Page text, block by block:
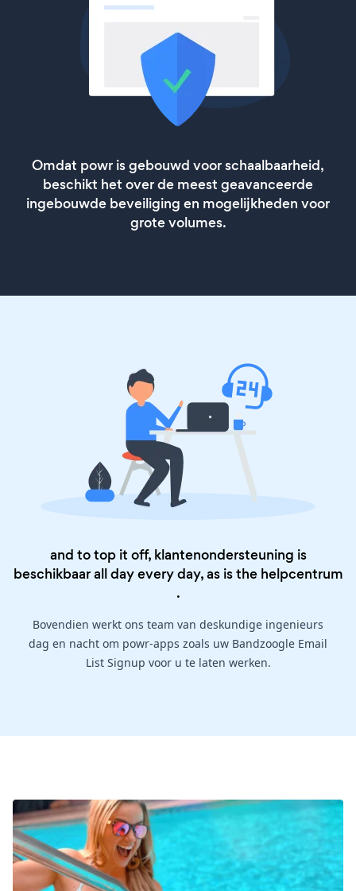
Omdat powr is gebouwd voor schaalbaarheid,
beschikt het over de meest geavanceerde
ingebouwde beveiliging en mogelijkheden voor
grote volumes.
and to top it off, klantenondersteuning is
beschikbaar all day every day, as is the helpcentrum
.
Bovendien werkt ons team van deskundige ingenieurs
dag en nacht om powr-apps zoals uw Bandzoogle Email
List Signup voor u te laten werken.